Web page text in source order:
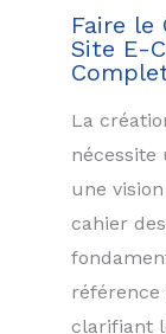
Faire le
Site E-
La
une
cahier
clarifiant